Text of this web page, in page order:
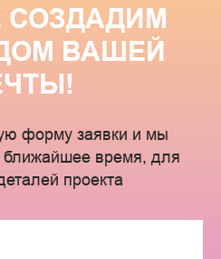
СОЗДАДИМ
ВАШЕЙ
форму заявки и мы
время, для
проекта